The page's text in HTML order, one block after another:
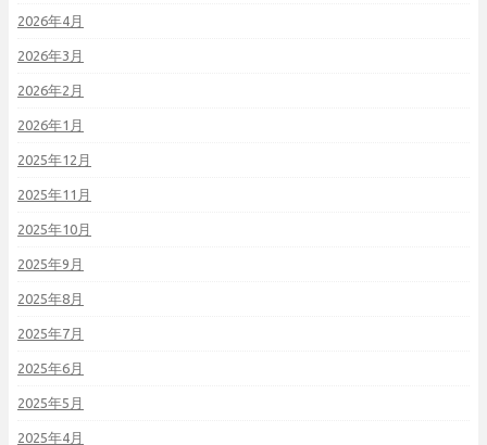
2026年4月
2026年3月
2026年2月
2026年1月
2025年12月
2025年11月
2025年10月
2025年9月
2025年8月
2025年7月
2025年6月
2025年5月
2025年4月